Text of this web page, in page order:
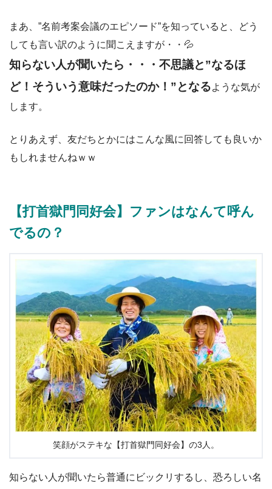
まあ、”名前考案会議のエピソード”を知っていると、どう
しても言い訳のように聞こえますが・・💦
知らない人が聞いたら・・・不思議と”なるほ
ど！そういう意味だったのか！”となるような気が
します。
とりあえず、友だちとかにはこんな風に回答しても良いか
もしれませんねｗｗ
【打首獄門同好会】ファンはなんて呼ん
でるの？
笑顔がステキな【打首獄門同好会】の3人。
知らない人が聞いたら普通にビックリするし、恐ろしい名